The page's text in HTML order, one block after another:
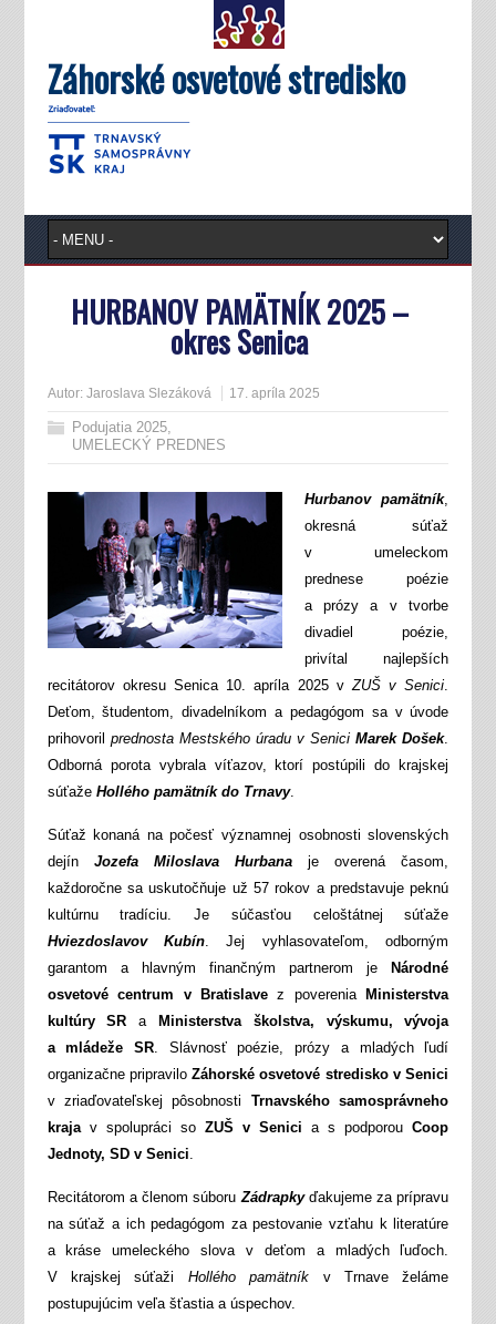
Záhorské osvetové stredisko
HURBANOV PAMÄTNÍK 2025 –
okres Senica
Autor: Jaroslava Slezáková 17. apríla 2025
Podujatia 2025,
UMELECKÝ PREDNES
Hurbanov pamätník,
okresná súťaž
v umeleckom
prednese poézie
a prózy a v tvorbe
divadiel poézie,
privítal najlepších
recitátorov okresu Senica 10. apríla 2025 vZUŠ v Senici.
Deťom, študentom, divadelníkom a pedagógom sa v úvode
prihovoril prednosta Mestského úradu v Senici Marek Došek.
Odborná porota vybrala víťazov, ktorí postúpili do krajskej
súťaže Hollého pamätník do Trnavy.
Súťaž konaná na počesť významnej osobnosti slovenských
dejín Jozefa Miloslava Hurbana
je overená časom,
každoročne sa uskutočňuje už 57 rokov a predstavuje peknú
kultúrnu tradíciu. Je súčasťou celoštátnej súťaže
Hviezdoslavov Kubín. Jej vyhlasovateľom, odborným
garantom a hlavným finančným partnerom je Národné
osvetové centrum v Bratislave z poverenia Ministerstva
kultúry SR a
Ministerstva školstva, výskumu, vývoja
a mládeže SR. Slávnosť poézie, prózy a mladých ľudí
organizačne pripraviloZáhorské osvetové stredisko v Senici
v zriaďovateľskej pôsobnosti Trnavského samosprávneho
krajav spolupráci so ZUŠ v Senici a s podporouCoop
Jednoty, SD v Senici.
Recitátorom a členom súboruZádrapkyďakujeme za prípravu
na súťaž a ich pedagógom za pestovanie vzťahu k literatúre
a kráse umeleckého slova v deťom a mladých ľuďoch.
V krajskej súťaži Hollého pamätník v Trnave želáme
postupujúcim veľa šťastia a úspechov.